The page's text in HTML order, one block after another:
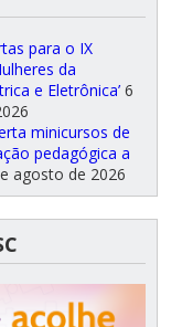
para o IX
da
e Eletrônica’ 6
minicursos de
pedagógica a
agosto de 2026